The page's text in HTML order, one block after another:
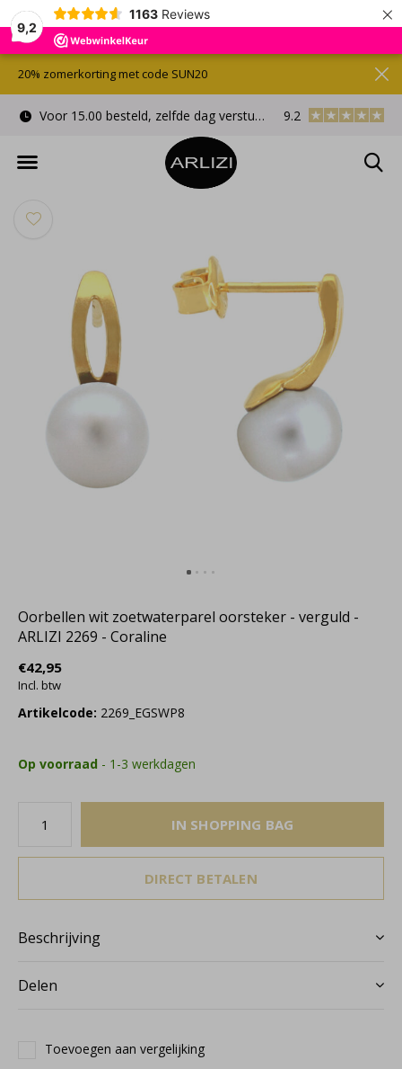
9,2
1163 Reviews ×
Voor 15.00 besteld, zelfde dag verstuurd Gratis
9.2
20% zomerkorting met code SUN20
Oorbellen wit zoetwaterparel oorsteker - verguld -
ARLIZI 2269 - Coraline
€42,95
Incl. btw
Artikelcode: 2269_EGSWP8
Op voorraad - 1-3 werkdagen
IN SHOPPING BAG
DIRECT BETALEN
Beschrijving
Delen
Toevoegen aan vergelijking